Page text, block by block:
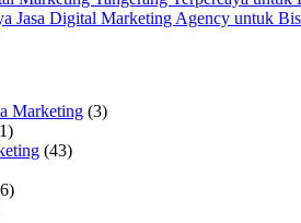
Marketing (3)
(43)